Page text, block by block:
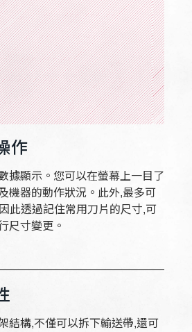
作
據顯示。您可以在螢幕上一目了
機器的動作狀況。此外,最多可
此透過記住常用刀片的尺寸,可
尺寸變更。
結構,不僅可以拆下輸送帶,還可